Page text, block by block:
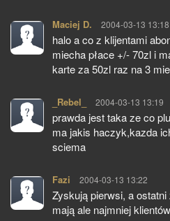
Maciej D. pisze:
2004-03-13 13:18
halo a co z klijentami
miecha płace +/- 70zl i
karte za 50zl raz na 3
_Rebel_ pisze:
2004-03-13 13:19
prawda jest taka ze co
ma jakis haczyk,kazda
sciema
Fazi pisze:
2004-03-13 13:22
Zyskują pierwsi, a
mają ale najmniej